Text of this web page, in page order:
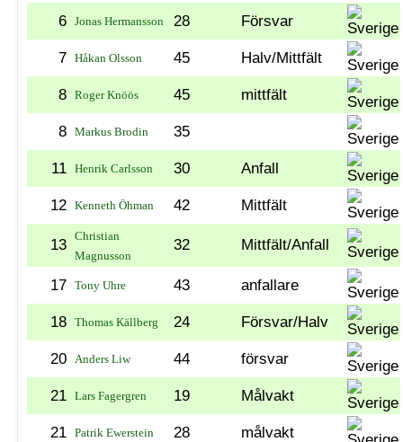
6 Jonas Hermansson 28 Försvar
7 Håkan Olsson 45 Halv/Mittfält
8 Roger Knöös 45 mittfält
8 Markus Brodin 35
11 Henrik Carlsson 30 Anfall
12 Kenneth Öhman 42 Mittfält
13
Christian
Magnusson
32 Mittfält/Anfall
17 Tony Uhre 43 anfallare
18 Thomas Källberg 24 Försvar/Halv
20 Anders Liw 44 försvar
21 Lars Fagergren 19 Målvakt
21 Patrik Ewerstein 28 målvakt